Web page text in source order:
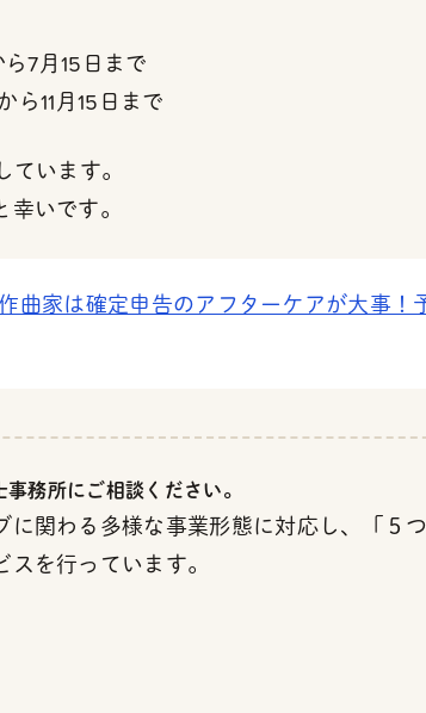
7月15日まで
11月15日まで
います。
いです。
曲家は確定申告のアフターケアが大事！
務所にご相談ください。
関わる多様な事業形態に対応し、「５
を行っています。